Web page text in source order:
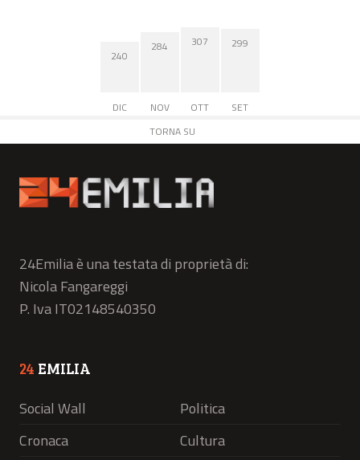
240
DIC
284
NOV
307
OTT
299
SET
TORNA SU
24Emilia è una testata di proprietà di:
Nicola Fangareggi
P. Iva IT02148540350
24 EMILIA
Social Wall
Politica
Cronaca
Cultura